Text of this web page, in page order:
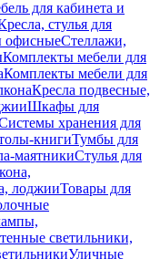
для кабинета и
стулья для
Стеллажи,
Комплекты мебели для
Комплекты мебели для
Кресла подвесные,
Шкафы для
хранения для
книгиТумбы для
маятникиСтулья для
лоджииТовары для
светильники,
Уличные